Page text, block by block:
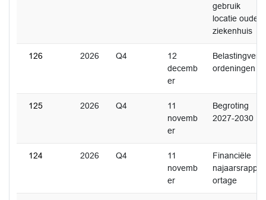
gebruik
locatie oude
ziekenhuis
126 2026 Q4
12
decemb
er
Belastingver
ordeningen
125 2026 Q4
11
novemb
er
Begroting
2027-2030
124 2026 Q4
11
novemb
er
Financiële
najaarsrapp
ortage